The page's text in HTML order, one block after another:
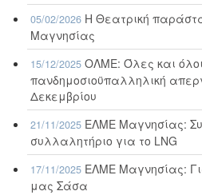
05/02/2026 Η Θεατρική
Μαγνησίας
15/12/2025 ΟΛΜΕ: Όλες και
πανδημοσιοϋπαλληλική
Δεκεμβρίου
21/11/2025 ΕΛΜΕ Μαγνησίας:
συλλαλητήριο για το LNG
17/11/2025 ΕΛΜΕ Μαγνησίας:
μας Σάσα